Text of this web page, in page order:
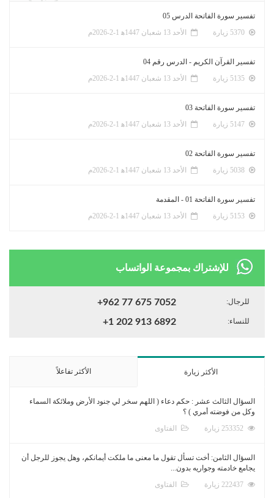
تفسير سورة الفاتحة الدرس 05
الأحد 13 شعبان 1447ﻫ 1-2-2026م
تفسير القرآن الكريم - الدرس رقم 04
الأحد 13 شعبان 1447ﻫ 1-2-2026م
تفسير سورة الفاتحة 03
الأحد 13 شعبان 1447ﻫ 1-2-2026م
تفسير سورة الفاتحة 02
الأحد 13 شعبان 1447ﻫ 1-2-2026م
تفسير سورة الفاتحة 01 - المقدمة
الأحد 13 شعبان 1447ﻫ 1-2-2026م
للإشتراك بمجموعة الواتساب
للرجال: +962 77 675 7052
للنساء: +1 202 913 6892
الأكثر زيارة الأكثر تفاعلاً
السؤال الثالث عشر : حكم دعاء ( اللهم سخر لي جنود الأرض وملائكة السماء
وكل من فوضته أمري ) ؟
الفتاوى
السؤال الثامن: أخت تسأل تقول ما معنى ما ملكت أيمانكم، وهل يجوز للرجل أن
يجامع خادمته وجواريه بدون...
الفتاوى